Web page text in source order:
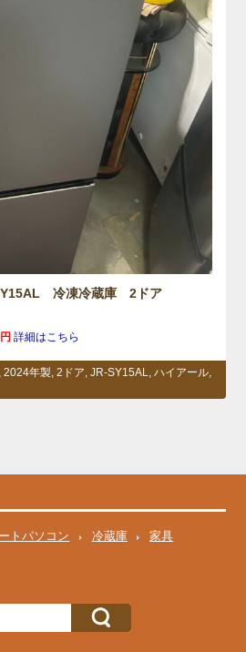
冷凍冷蔵庫 2ドア
詳細はこちら
,2024年製 ,2ドア ,JR-SY15AL ,ハイアール
トパソコン 冷蔵庫
家具